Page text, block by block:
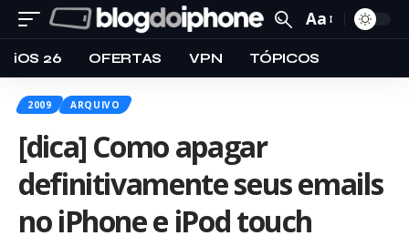
Aa
iOS 26 OFERTAS VPN TÓPICOS
2009 ARQUIVO
[dica] Como apagar
definitivamente seus emails
no iPhone e iPod touch